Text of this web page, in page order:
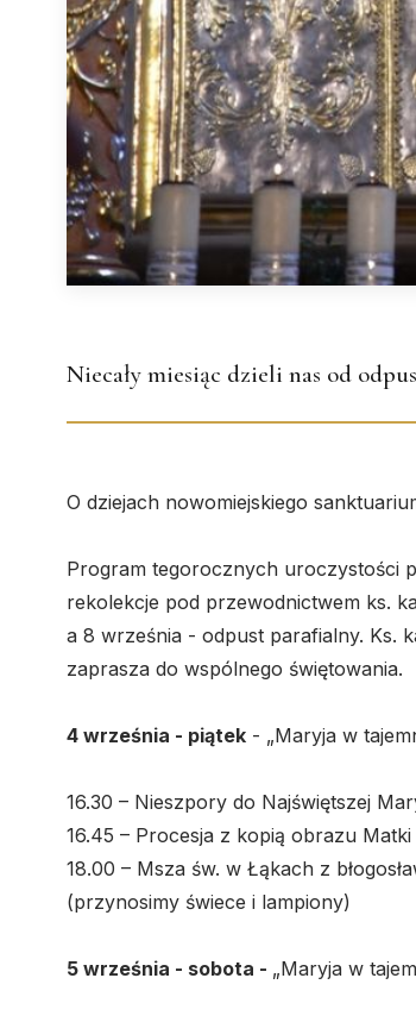
Niecały miesiąc dzieli nas od
O dziejach nowomiejskiego
Program tegorocznych uroczystości
rekolekcje pod przewodnictwem ks.
a 8 września - odpust parafialny. Ks.
zaprasza do wspólnego świętowania.
4 września - piątek - „Maryja w
16.30 – Nieszpory do Najświętszej
16.45 – Procesja z kopią obrazu
18.00 – Msza św. w Łąkach z
(przynosimy świece i lampiony)
5 września - sobota - „Maryja w